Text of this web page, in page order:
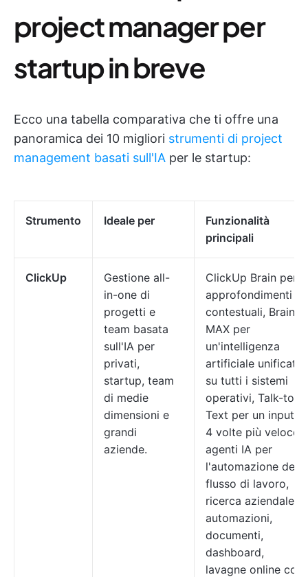
project manager per
startup in breve
Ecco una tabella comparativa che ti offre una
panoramica dei 10 migliori strumenti di project
management basati sull'IA per le startup:
Strumento Ideale per
Funzionalità
principali
ClickUp
Gestione all-
in-one di
progetti e
team basata
sull'IA per
privati,
startup, team
di medie
dimensioni e
grandi
aziende.
ClickUp Brain per
approfondimenti
contestuali, Brain
MAX per
un'intelligenza
artificiale unificata
su tutti i sistemi
operativi, Talk-to-
Text per un input
4 volte più veloce,
agenti IA per
l'automazione del
flusso di lavoro,
ricerca aziendale,
automazioni,
documenti,
dashboard,
lavagne online con